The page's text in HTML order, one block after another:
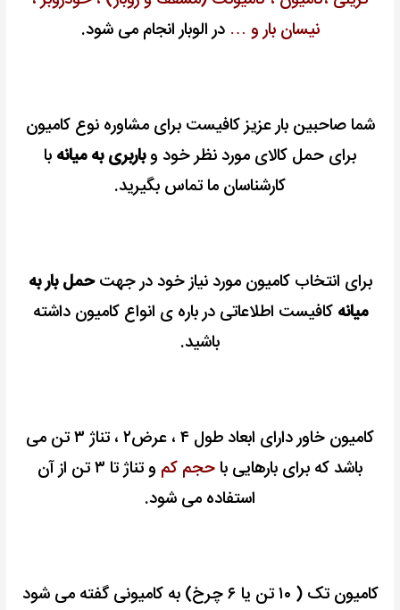
نیسان بار و … در الوبار انجام می شود.
شما صاحبین بار عزیز کافیست برای مشاوره نوع کامیون
برای حمل کالای مورد نظر خود وباربری به میانه با
کارشناسان ما تماس بگیرید.
برای انتخاب کامیون مورد نیاز خود در جهتحمل بار به
میانه کافیست اطلاعاتی در باره ی انواع کامیون داشته
باشید.
کامیون خاور دارای ابعاد طول ۴ ، عرض۲ ، تناژ ۳ تن می
باشد که برای بارهایی باحجم کم
و تناژ تا ۳ تن از آن
استفاده می شود.
کامیون تک ( ۱۰ تن یا ۶ چرخ) به کامیونی گفته می شود